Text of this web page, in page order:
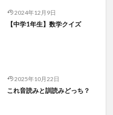
2024年12月9日
【中学1年生】数学クイズ
2025年10月22日
これ音読みと訓読みどっち？